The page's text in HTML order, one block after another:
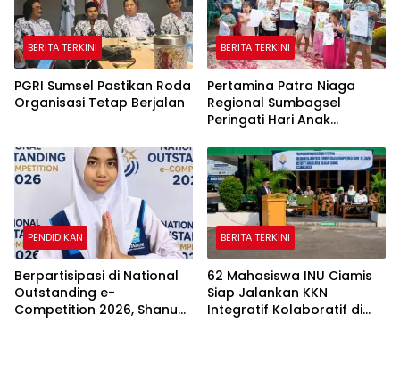
BERITA TERKINI
PGRI Sumsel Pastikan Roda
Organisasi Tetap Berjalan
BERITA TERKINI
Pertamina Patra Niaga
Regional Sumbagsel
Peringati Hari Anak
Edukasi Perlindungan Anak
dan Penguatan Posyandu
PENDIDIKAN
Berpartisipasi di National
Outstanding e-
Competition 2026, Shanum
BERITA TERKINI
62 Mahasiswa INU Ciamis
Siap Jalankan KKN
Integratif Kolaboratif di